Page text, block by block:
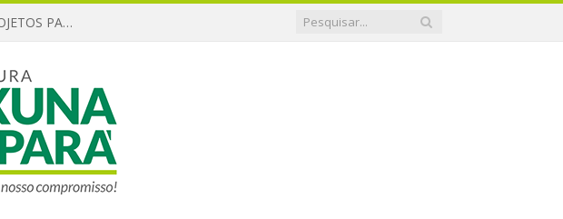
CHAMAMENTO PÚBLICO Nº 01/2026 – SELEÇÃO DE PROJETOS PARA FIRMAR TERMO DE EXECUÇÃO CULTURAL COM RECURSOS DA POLÍTICA NACIONAL ALDIR BLANC DE FOMENTO À CULTURA – PNAB (LEI Nº 14.399/2022)